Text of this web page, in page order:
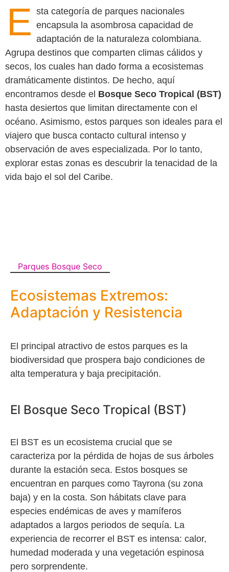
E sta categoría de parques nacionales
encapsula la asombrosa capacidad de
adaptación de la naturaleza colombiana.
Agrupa destinos que comparten climas cálidos y
secos, los cuales han dado forma a ecosistemas
dramáticamente distintos. De hecho, aquí
encontramos desde el Bosque Seco Tropical (BST)
hasta desiertos que limitan directamente con el
océano. Asimismo, estos parques son ideales para el
viajero que busca contacto cultural intenso y
observación de aves especializada. Por lo tanto,
explorar estas zonas es descubrir la tenacidad de la
vida bajo el sol del Caribe.
Parques Bosque Seco
Ecosistemas Extremos:
Adaptación y Resistencia
El principal atractivo de estos parques es la
biodiversidad que prospera bajo condiciones de
alta temperatura y baja precipitación.
El Bosque Seco Tropical (BST)
El BST es un ecosistema crucial que se
caracteriza por la pérdida de hojas de sus árboles
durante la estación seca. Estos bosques se
encuentran en parques como Tayrona (su zona
baja) y en la costa. Son hábitats clave para
especies endémicas de aves y mamíferos
adaptados a largos periodos de sequía. La
experiencia de recorrer el BST es intensa: calor,
humedad moderada y una vegetación espinosa
pero sorprendente.